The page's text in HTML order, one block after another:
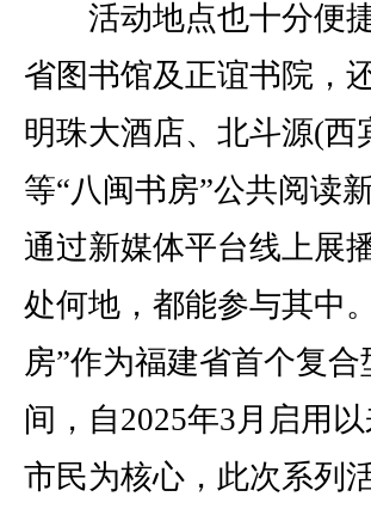
活动地点也十分便捷
省图书馆及正谊书院，
明珠大酒店、北斗源(西
等“八闽书房”公共阅读
通过新媒体平台线上展
处何地，都能参与其中
房”作为福建省首个复
间，自2025年3月启用
市民为核心，此次系列